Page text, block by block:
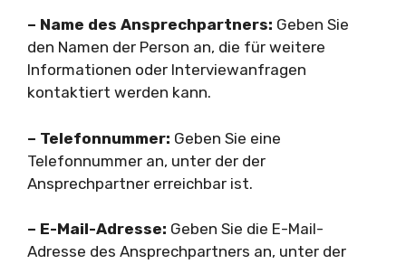
– Name des Ansprechpartners: Geben Sie
den Namen der Person an, die für weitere
Informationen oder Interviewanfragen
kontaktiert werden kann.
– Telefonnummer: Geben Sie eine
Telefonnummer an, unter der der
Ansprechpartner erreichbar ist.
– E-Mail-Adresse: Geben Sie die E-Mail-
Adresse des Ansprechpartners an, unter der